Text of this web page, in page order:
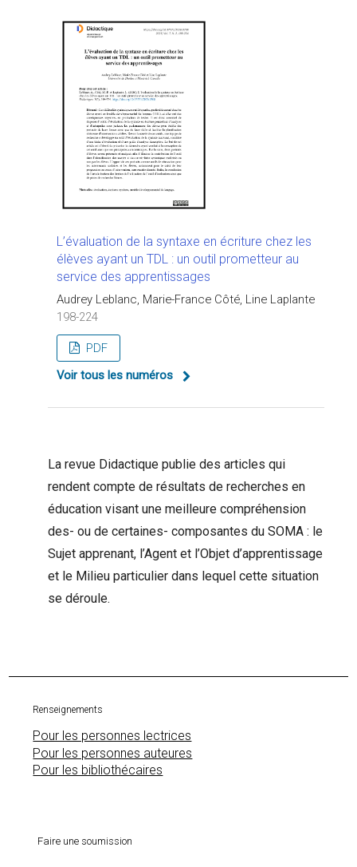
L’évaluation de la syntaxe en écriture chez les
élèves ayant un TDL : un outil prometteur au
service des apprentissages
Audrey Leblanc, Marie-France Côté, Line Laplante
198-224
PDF
Voir tous les numéros
La revue Didactique publie des articles qui
rendent compte de résultats de recherches en
éducation visant une meilleure compréhension
des- ou de certaines- composantes du SOMA : le
Sujet apprenant, l’Agent et l’Objet d’apprentissage
et le Milieu particulier dans lequel cette situation
se déroule.
Renseignements
Pour les personnes lectrices
Pour les personnes auteures
Pour les bibliothécaires
Faire une soumission